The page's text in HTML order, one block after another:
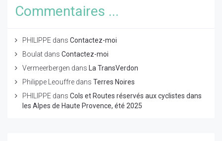
Commentaires ...
PHILIPPE dans Contactez-moi
Boulat dans Contactez-moi
Vermeerbergen dans
La TransVerdon
Philippe Leouffre dans Terres Noires
PHILIPPE dans Cols et Routes réservés aux cyclistes dans
les Alpes de Haute Provence, été 2025